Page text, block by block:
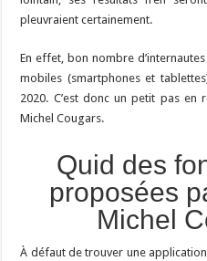
pleuvraient certainement.
En effet, bon nombre
mobiles (smartphones et
2020. C’est donc un petit pas
Michel Cougars.
Quid des
proposées
Michel
À défaut de trouver une